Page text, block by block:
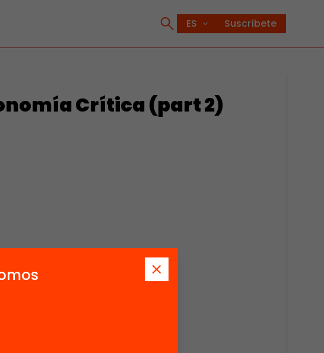
Suscríbete
Crítica (part 2)